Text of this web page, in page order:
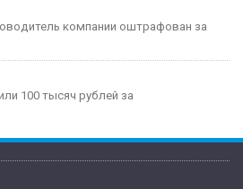
компании оштрафован за
100 тысяч рублей за